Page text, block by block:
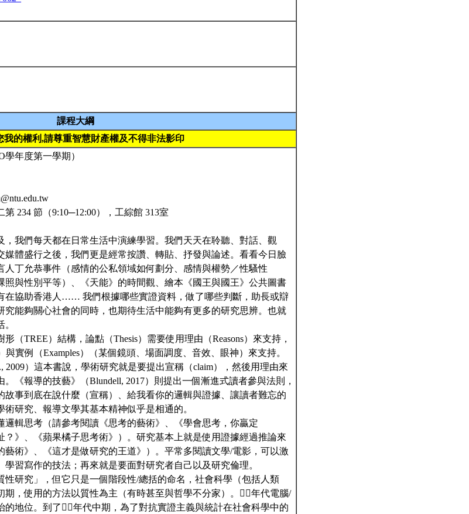
課程大綱
我的權利,請尊重智慧財產權及不得非法影印
年度第一學期）
234 節（9:10─12:00），工綜館 313室
，我們每天都在日常生活中演練學習。我們天天在聆聽、對話、觀
媒體盛行之後，我們更是經常按讚、轉貼、抒發與論述。看看今日臉
人丁允恭事件（感情的公私領域如何劃分、感情與權勢／性騷性
照與性別平等）、《天能》的時間觀、繪本《國王與國王》公共圖書
在協助香港人…… 我們根據哪些實證資料，做了哪些判斷，助長或辯
究能夠關心社會的同時，也期待生活中能夠有更多的研究思辨。也就
（TREE）結構，論點（Thesis）需要使用理由（Reasons）來支持，
與實例（Examples）（某個鏡頭、場面調度、音效、眼神）來支持。
2009）這本書說，學術研究就是要提出宣稱（claim），然後用理由來
《報導的技藝》（Blundell, 2017）則提出一個漸進式讀者參與法則，
故事到底在說什麼（宣稱）、給我看你的邏輯與證據、讓讀者難忘的
研究、報導文學其基本精神似乎是相通的。
邏輯思考（請參考閱讀《思考的藝術》、《學會思考，你贏定
？》、《蘋果橘子思考術》）。研究基本上就是使用證據經過推論來
藝術》、《這才是做研究的王道》）。平常多閱讀文學/電影，可以激
習寫作的技法；再來就是要面對研究者自己以及研究倫理。
性研究」，但它只是一個階段性/總括的命名，社會科學（包括人類
，使用的方法以質性為主（有時甚至與哲學不分家）。六⃝年代電腦/
地位。到了八⃝年代中期，為了對抗實證主義與統計在社會科學中的